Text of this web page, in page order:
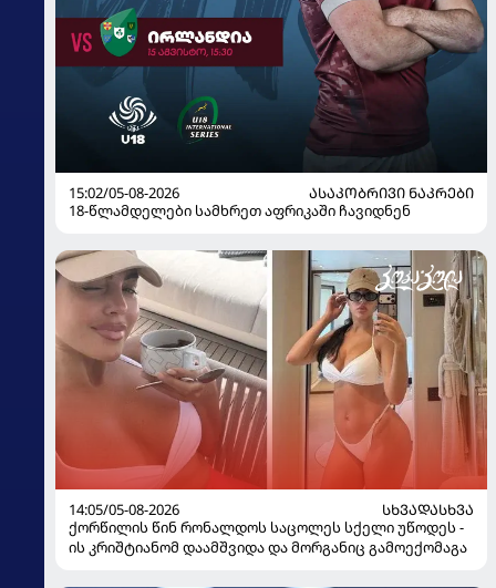
15:02/05-08-2026
ᲐᲡᲐᲙᲝᲑᲠᲘᲕᲘ ᲜᲐᲙᲠᲔᲑᲘ
18-წლამდელები სამხრეთ აფრიკაში ჩავიდნენ
14:05/05-08-2026
ᲡᲮᲕᲐᲓᲐᲡᲮᲕᲐ
ქორწილის წინ რონალდოს საცოლეს სქელი უწოდეს -
ის კრიშტიანომ დაამშვიდა და მორგანიც გამოექომაგა